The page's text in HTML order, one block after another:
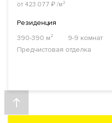
от 423 077 ₽/м²
Резиденция
390-390 м²
9-9 комнат
Предчистовая отделка